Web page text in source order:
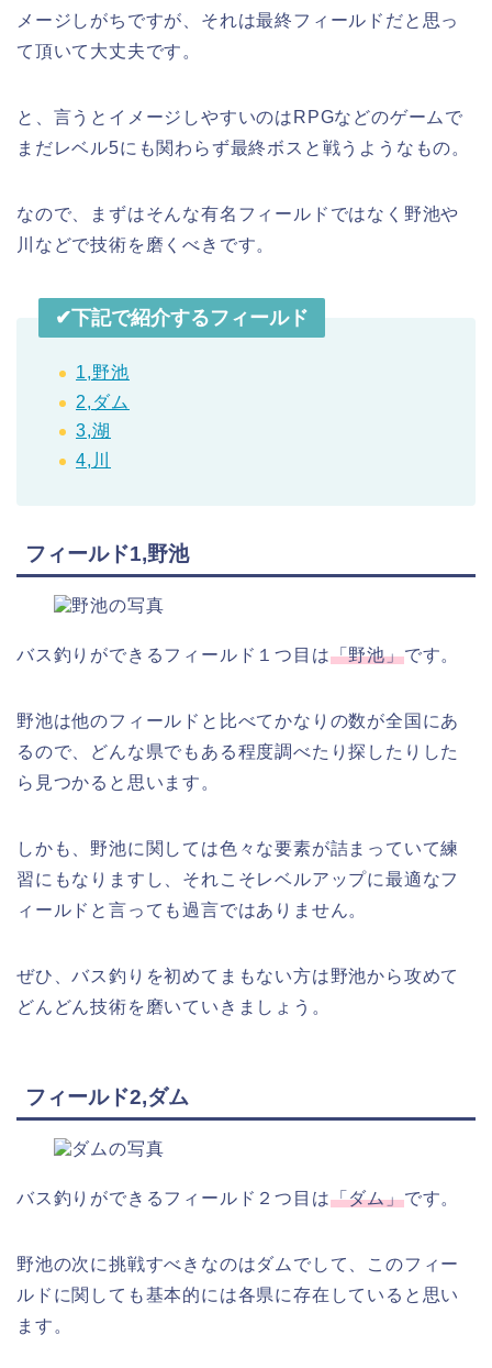
メージしがちですが、それは最終フィールドだと思っ
て頂いて大丈夫です。
と、言うとイメージしやすいのはRPGなどのゲームで
まだレベル5にも関わらず最終ボスと戦うようなもの。
なので、まずはそんな有名フィールドではなく野池や
川などで技術を磨くべきです。
✔︎下記で紹介するフィールド
1,野池
2,ダム
3,湖
4,川
フィールド1,野池
バス釣りができるフィールド１つ目は「野池」です。
野池は他のフィールドと比べてかなりの数が全国にあ
るので、どんな県でもある程度調べたり探したりした
ら見つかると思います。
しかも、野池に関しては色々な要素が詰まっていて練
習にもなりますし、それこそレベルアップに最適なフ
ィールドと言っても過言ではありません。
ぜひ、バス釣りを初めてまもない方は野池から攻めて
どんどん技術を磨いていきましょう。
フィールド2,ダム
バス釣りができるフィールド２つ目は「ダム」です。
野池の次に挑戦すべきなのはダムでして、このフィー
ルドに関しても基本的には各県に存在していると思い
ます。